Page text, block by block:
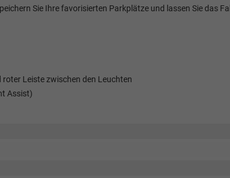
Sie Ihre favorisierten Parkplätze und lassen Sie das
Leiste zwischen den Leuchten
Assist)
calakovic@take-your-